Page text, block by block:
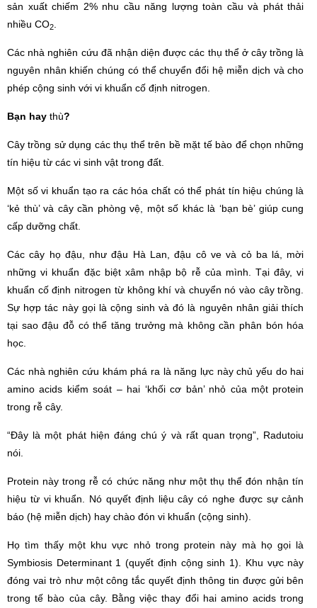
sản xuất chiếm 2% nhu cầu năng lượng toàn cầu và phát thải
nhiều CO2
Các nhà nghiên cứu đã nhận diện được các thụ thể ở cây trồng là
nguyên nhân khiến chúng có thể chuyển đổi hệ miễn dịch và cho
phép cộng sinh với vi khuẩn cố định nitrogen.
Bạn hay thù?
Cây trồng sử dụng các thụ thể trên bề mặt tế bào để chọn những
tín hiệu từ các vi sinh vật trong đất.
Một số vi khuẩn tạo ra các hóa chất có thể phát tín hiệu chúng là
‘kẻ thù’ và cây cần phòng vệ, một số khác là ‘bạn bè’ giúp cung
cấp dưỡng chất.
Các cây họ đậu, như đậu Hà Lan, đậu cô ve và cỏ ba lá, mời
những vi khuẩn đặc biệt xâm nhập bộ rễ của mình. Tại đây, vi
khuẩn cố định nitrogen từ không khí và chuyển nó vào cây trồng.
Sự hợp tác này gọi là cộng sinh và đó là nguyên nhân giải thích
tại sao đậu đỗ có thể tăng trưởng mà không cần phân bón hóa
học.
Các nhà nghiên cứu khám phá ra là năng lực này chủ yếu do hai
amino acids kiểm soát – hai ‘khối cơ bản’ nhỏ của một protein
trong rễ cây.
“Đây là một phát hiện đáng chú ý và rất quan trọng”, Radutoiu
nói.
Protein này trong rễ có chức năng như một thụ thể đón nhận tín
hiệu từ vi khuẩn. Nó quyết định liệu cây có nghe được sự cảnh
báo (hệ miễn dịch) hay chào đón vi khuẩn (cộng sinh).
Họ tìm thấy một khu vực nhỏ trong protein này mà họ gọi là
Symbiosis Determinant 1 (quyết định cộng sinh 1). Khu vực này
đóng vai trò như một công tắc quyết định thông tin được gửi bên
trong tế bào của cây. Bằng việc thay đổi hai amino acids trong